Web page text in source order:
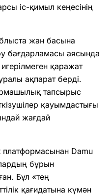
іс-қимыл кеңесінің
жан басына
бағдарламасы аясында
қаражат
ақпарат берді.
тапсырыс
қауымдастығы
жағдай
платформасынан Damu
бұрын
Бұл «тең
қағидатына күмән